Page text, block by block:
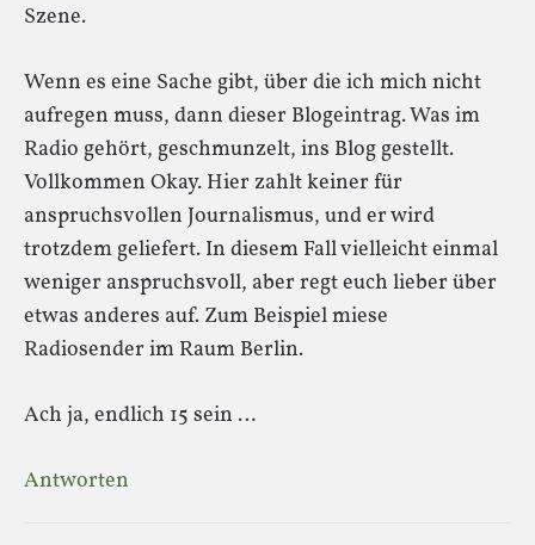
Szene.
Wenn es eine Sache gibt, über die ich mich nicht
aufregen muss, dann dieser Blogeintrag. Was im
Radio gehört, geschmunzelt, ins Blog gestellt.
Vollkommen Okay. Hier zahlt keiner für
anspruchsvollen Journalismus, und er wird
trotzdem geliefert. In diesem Fall vielleicht einmal
weniger anspruchsvoll, aber regt euch lieber über
etwas anderes auf. Zum Beispiel miese
Radiosender im Raum Berlin.
Ach ja, endlich 15 sein …
Antworten